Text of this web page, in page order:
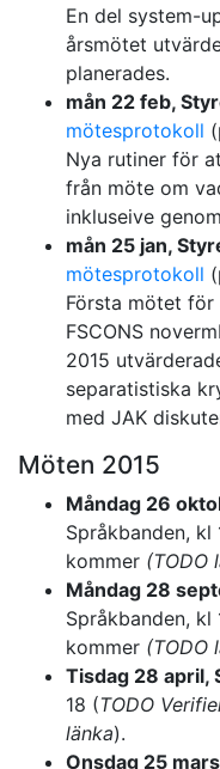
En del system-
årsmötet
planerades.
mån 22 feb,
mötesprotokoll
Nya rutiner för
från möte om
inkluseive
mån 25 jan,
mötesprotokoll
Första mötet
FSCONS
2015
separatistiska
med JAK
Möten 2015
Måndag 26
Språkbanden, kl
kommer (TODO
Måndag 28
Språkbanden, kl
kommer (TODO
Tisdag 28 april,
18 (TODO
länka).
Onsdag 25